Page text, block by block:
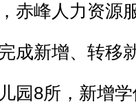
赤峰人力资源
成新增、转移
园8所，新增